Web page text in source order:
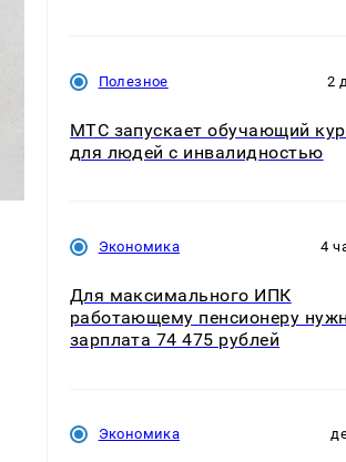
Полезное 2
МТС запускает обучающий
для людей с инвалидностью
Экономика 4
Для максимального ИПК
работающему пенсионеру
зарплата 74 475 рублей
Экономика